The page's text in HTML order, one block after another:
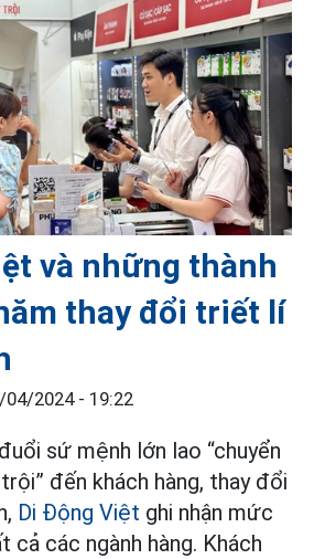
và những thành
thay đổi triết lí
04/2024 - 19:22
sứ mệnh lớn lao “chuyển
đến khách hàng, thay đổi
Di Động Việt ghi nhận mức
các ngành hàng. Khách